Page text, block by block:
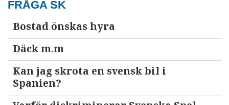
FRÅGA SK
Bostad önskas hyra
Däck m.m
Kan jag skrota en svensk bil i
Spanien?